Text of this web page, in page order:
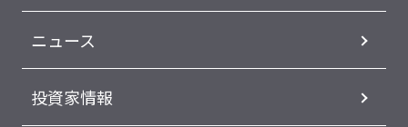
ニュース
投資家情報